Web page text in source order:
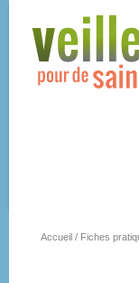
Accueil / Fiches